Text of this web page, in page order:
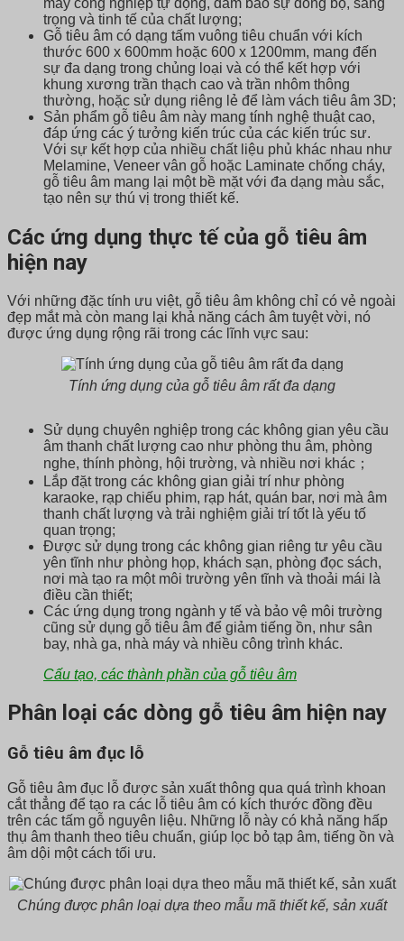
trọng và tinh tế của chất lượng;
Gỗ tiêu âm có dạng tấm vuông tiêu chuẩn với kích
thước 600 x 600mm hoặc 600 x 1200mm, mang đến
sự đa dạng trong chủng loại và có thể kết hợp với
khung xương trần thạch cao và trần nhôm thông
thường, hoặc sử dụng riêng lẻ để làm vách tiêu âm 3D;
Sản phẩm gỗ tiêu âm này mang tính nghệ thuật cao,
đáp ứng các ý tưởng kiến trúc của các kiến trúc sư.
Với sự kết hợp của nhiều chất liệu phủ khác nhau như
Melamine, Veneer vân gỗ hoặc Laminate chống cháy,
gỗ tiêu âm mang lại một bề mặt với đa dạng màu sắc,
tạo nên sự thú vị trong thiết kế.
Các ứng dụng thực tế của gỗ tiêu âm
hiện nay
Với những đặc tính ưu việt, gỗ tiêu âm không chỉ có vẻ ngoài
đẹp mắt mà còn mang lại khả năng cách âm tuyệt vời, nó
được ứng dụng rộng rãi trong các lĩnh vực sau:
Tính ứng dụng của gỗ tiêu âm rất đa dạng
Sử dụng chuyên nghiệp trong các không gian yêu cầu
âm thanh chất lượng cao như phòng thu âm, phòng
nghe, thính phòng, hội trường, và nhiều nơi khác；
Lắp đặt trong các không gian giải trí như phòng
karaoke, rạp chiếu phim, rạp hát, quán bar, nơi mà âm
thanh chất lượng và trải nghiệm giải trí tốt là yếu tố
quan trọng;
Được sử dụng trong các không gian riêng tư yêu cầu
yên tĩnh như phòng họp, khách sạn, phòng đọc sách,
nơi mà tạo ra một môi trường yên tĩnh và thoải mái là
điều cần thiết;
Các ứng dụng trong ngành y tế và bảo vệ môi trường
cũng sử dụng gỗ tiêu âm để giảm tiếng ồn, như sân
bay, nhà ga, nhà máy và nhiều công trình khác.
Cấu tạo, các thành phần của gỗ tiêu âm
Phân loại các dòng gỗ tiêu âm hiện nay
Gỗ tiêu âm đục lỗ
Gỗ tiêu âm đục lỗ được sản xuất thông qua quá trình khoan
cắt thẳng để tạo ra các lỗ tiêu âm có kích thước đồng đều
trên các tấm gỗ nguyên liệu. Những lỗ này có khả năng hấp
thụ âm thanh theo tiêu chuẩn, giúp lọc bỏ tạp âm, tiếng ồn và
âm dội một cách tối ưu.
Chúng được phân loại dựa theo mẫu mã thiết kế, sản xuất